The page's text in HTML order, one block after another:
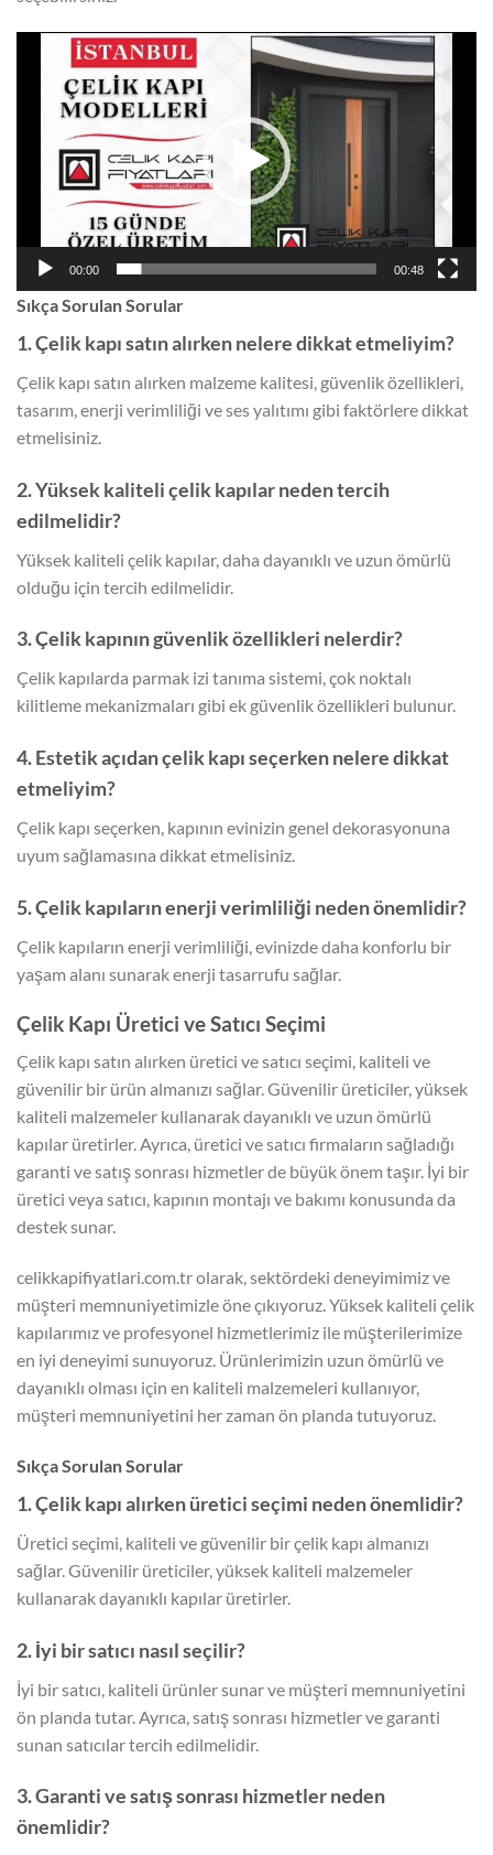
oynatıcı
00:00 00:48
Sıkça Sorulan Sorular
1. Çelik kapı satın alırken nelere dikkat etmeliyim?
Çelik kapı satın alırken malzeme kalitesi, güvenlik özellikleri,
tasarım, enerji verimliliği ve ses yalıtımı gibi faktörlere dikkat
etmelisiniz.
2. Yüksek kaliteli çelik kapılar neden tercih
edilmelidir?
Yüksek kaliteli çelik kapılar, daha dayanıklı ve uzun ömürlü
olduğu için tercih edilmelidir.
3. Çelik kapının güvenlik özellikleri nelerdir?
Çelik kapılarda parmak izi tanıma sistemi, çok noktalı
kilitleme mekanizmaları gibi ek güvenlik özellikleri bulunur.
4. Estetik açıdan çelik kapı seçerken nelere dikkat
etmeliyim?
Çelik kapı seçerken, kapının evinizin genel dekorasyonuna
uyum sağlamasına dikkat etmelisiniz.
5. Çelik kapıların enerji verimliliği neden önemlidir?
Çelik kapıların enerji verimliliği, evinizde daha konforlu bir
yaşam alanı sunarak enerji tasarrufu sağlar.
Çelik Kapı Üretici ve Satıcı Seçimi
Çelik kapı satın alırken üretici ve satıcı seçimi, kaliteli ve
güvenilir bir ürün almanızı sağlar. Güvenilir üreticiler, yüksek
kaliteli malzemeler kullanarak dayanıklı ve uzun ömürlü
kapılar üretirler. Ayrıca, üretici ve satıcı firmaların sağladığı
garanti ve satış sonrası hizmetler de büyük önem taşır. İyi bir
üretici veya satıcı, kapının montajı ve bakımı konusunda da
destek sunar.
celikkapifiyatlari.com.tr olarak, sektördeki deneyimimiz ve
müşteri memnuniyetimizle öne çıkıyoruz. Yüksek kaliteli çelik
kapılarımız ve profesyonel hizmetlerimiz ile müşterilerimize
en iyi deneyimi sunuyoruz. Ürünlerimizin uzun ömürlü ve
dayanıklı olması için en kaliteli malzemeleri kullanıyor,
müşteri memnuniyetini her zaman ön planda tutuyoruz.
Sıkça Sorulan Sorular
1. Çelik kapı alırken üretici seçimi neden önemlidir?
Üretici seçimi, kaliteli ve güvenilir bir çelik kapı almanızı
sağlar. Güvenilir üreticiler, yüksek kaliteli malzemeler
kullanarak dayanıklı kapılar üretirler.
2. İyi bir satıcı nasıl seçilir?
İyi bir satıcı, kaliteli ürünler sunar ve müşteri memnuniyetini
ön planda tutar. Ayrıca, satış sonrası hizmetler ve garanti
sunan satıcılar tercih edilmelidir.
3. Garanti ve satış sonrası hizmetler neden
önemlidir?